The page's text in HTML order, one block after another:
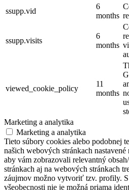
ssupp.vid
6
months
ssupp.visits
6
months
viewed_cookie_policy
11
months
Marketing a analytika
Marketing a analytika
Tieto súbory cookies alebo podobnej
našich webových stránkach
aby vám zobrazovali relevantný
stránkach aj na webových stránkach
záujmov možno vytvoriť tzv. profily.
všeobecnosti nie je možná priama